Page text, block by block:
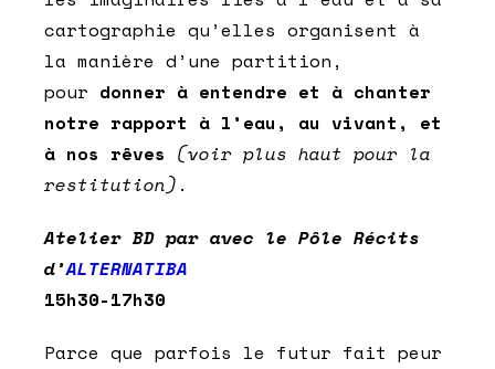
cartographie qu’elles organisent à
la manière d’une partition,
pour donner à entendre et à chanter
notre rapport à l’eau, au vivant, et
à nos rêves (voir plus haut pour la
restitution) .
Atelier BD par avec le Pôle Récits
d’ALTERNATIBA
15h30-17h30
Parce que parfois le futur fait peur